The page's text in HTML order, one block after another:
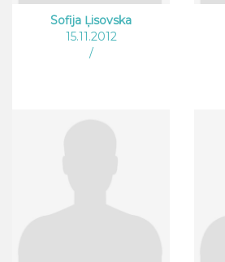
Sofija Ļisovska
15.11.2012
/